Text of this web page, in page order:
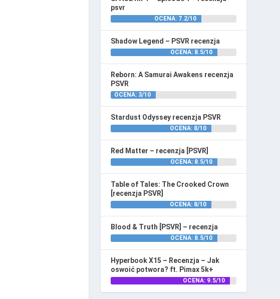
psvr
OCENA: 7.2/10
Shadow Legend – PSVR recenzja
OCENA: 8.5/10
Reborn: A Samurai Awakens recenzja
PSVR
OCENA: 3/10
Stardust Odyssey recenzja PSVR
OCENA: 8/10
Red Matter – recenzja [PSVR]
OCENA: 8.5/10
Table of Tales: The Crooked Crown
[recenzja PSVR]
OCENA: 8/10
Blood & Truth [PSVR] – recenzja
OCENA: 8.5/10
Hyperbook X15 – Recenzja – Jak
oswoić potwora? ft. Pimax 5k+
OCENA: 9.5/10